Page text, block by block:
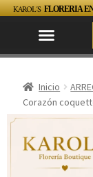
KAROL´S FLORERIA EN
Inicio
Corazón